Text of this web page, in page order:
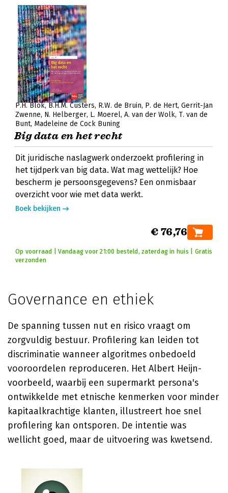
P.H. Blok B.H.M. Custers R.W. de Bruin P. de Hert Gerrit-Jan
Zwenne N. Helberger L. Moerel A. van der Wolk T. van de
Bunt Madeleine de Cock Buning
Big data en het recht
Dit juridische naslagwerk onderzoekt profilering in
het tijdperk van big data. Wat mag wettelijk? Hoe
bescherm je persoonsgegevens? Een onmisbaar
overzicht voor wie met data werkt.
Boek bekijken
€ 76,76
Op voorraad | Vandaag voor 21:00 besteld, zaterdag in huis | Gratis
verzonden
Governance en ethiek
De spanning tussen nut en risico vraagt om
zorgvuldig bestuur. Profilering kan leiden tot
discriminatie wanneer algoritmes onbedoeld
vooroordelen reproduceren. Het Albert Heijn-
voorbeeld, waarbij een supermarkt persona's
ontwikkelde met etnische kenmerken voor minder
kapitaalkrachtige klanten, illustreert hoe snel
profilering kan ontsporen. De intentie was
wellicht goed, maar de uitvoering was kwetsend.